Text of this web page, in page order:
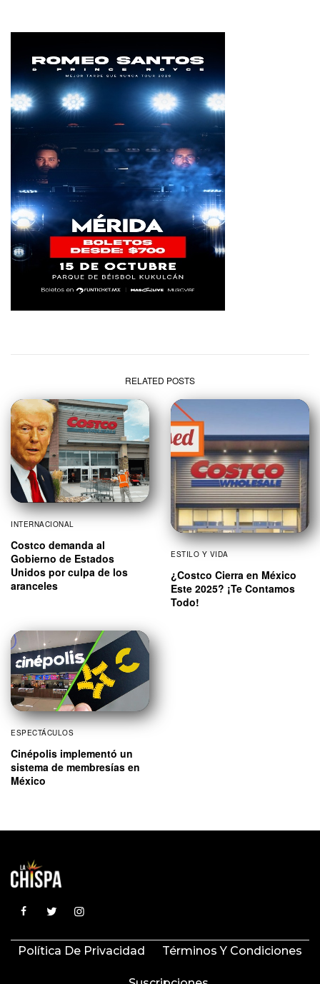
RELATED POSTS
INTERNACIONAL
Costco demanda al
Gobierno de Estados
Unidos por culpa de los
aranceles
ESTILO Y VIDA
¿Costco Cierra en México
Este 2025? ¡Te Contamos
Todo!
ESPECTÁCULOS
Cinépolis implementó un
sistema de membresías en
México
Política De Privacidad Términos Y Condiciones